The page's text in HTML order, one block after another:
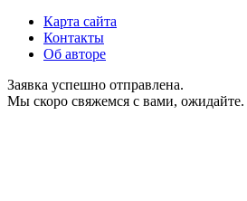
Карта сайта
Контакты
Об авторе
Заявка успешно отправлена.
Мы скоро свяжемся с вами, ожидайте.